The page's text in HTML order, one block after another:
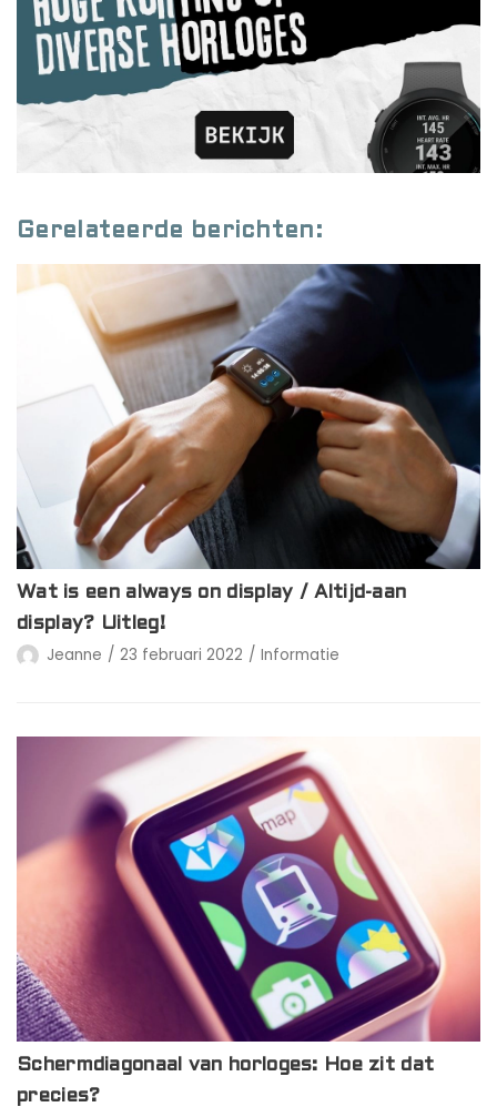
Gerelateerde berichten:
Wat is een always on display / Altijd-aan
display? Uitleg!
Jeanne 23 februari 2022 Informatie
Schermdiagonaal van horloges: Hoe zit dat
precies?